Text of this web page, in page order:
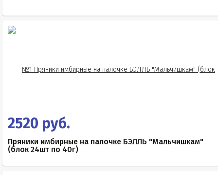
2520 руб.
Пряники имбирные на палочке БЭЛЛЬ "Мальчишкам"
(блок 24шт по 40г)